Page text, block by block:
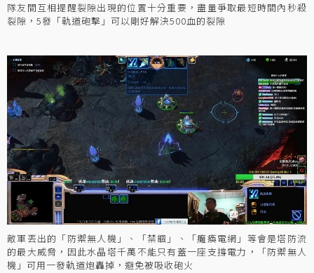
隊友間互相提醒裂隙出現的位置十分重要，盡量爭取最短時間內秒殺
裂隙，5發「軌道砲擊」可以剛好解決500血的裂隙
敵軍丟出的「防禦無人機」、「禁錮」、「癱瘓電網」等會是塔防流
的最大威脅，因此水晶塔千萬不能只有蓋一座支撐電力，「防禦無人
機」可用一發軌道炮轟掉，避免被吸收砲火